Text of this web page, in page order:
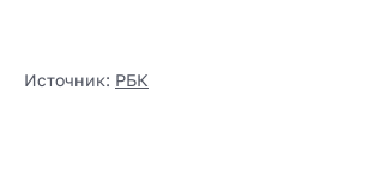
Источник: РБК